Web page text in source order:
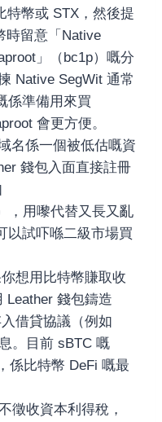
特幣或 STX，然後提
時留意「Native
」（bc1p）嘅分
Native SegWit 通常
係準備用來買
會更方便。
名係一個被低估嘅資
錢包入面直接註冊
，用嚟代替又長又亂
以試吓喺二級市場買
想用比特幣賺取收
Leather 錢包鑄造
借貸協議（例如
。目前 sBTC 嘅
係比特幣 DeFi 嘅最
徵收資本利得稅，